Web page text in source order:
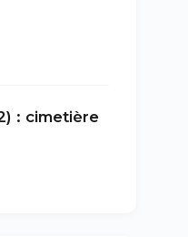
: cimetière